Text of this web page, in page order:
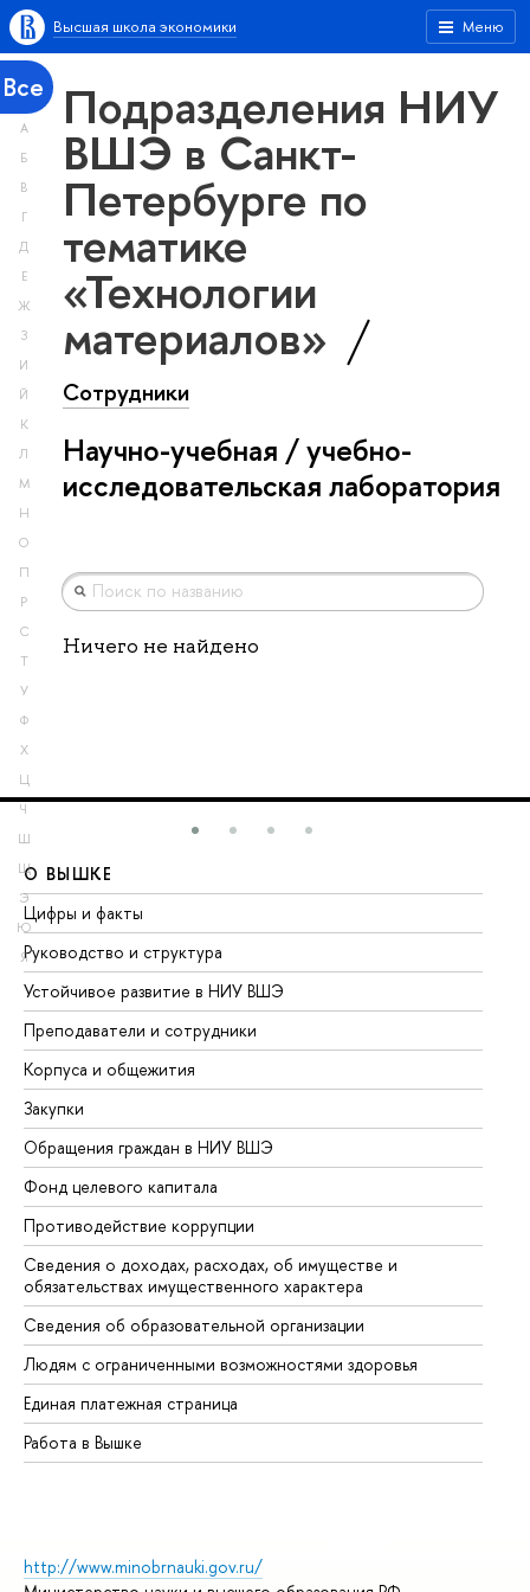
Меню
Высшая школа экономики
Все
А
Б
В
Г
Д
Е
Ж
З
И
Й
К
Л
М
Н
О
П
Р
С
Т
У
Ф
Х
Ц
Ч
Ш
Щ
Э
Ю
Я
Подразделения НИУ
ВШЭ в Санкт-
Петербурге по
тематике
«Технологии
материалов»
Сотрудники
Научно-учебная / учебно-
исследовательская лаборатория
Ничего не найдено
О ВЫШКЕ
Цифры и факты
Руководство и структура
Устойчивое развитие в НИУ ВШЭ
Преподаватели и сотрудники
Корпуса и общежития
Закупки
Обращения граждан в НИУ ВШЭ
Фонд целевого капитала
Противодействие коррупции
Сведения о доходах, расходах, об имуществе и
обязательствах имущественного характера
Сведения об образовательной организации
Людям с ограниченными возможностями здоровья
Единая платежная страница
Работа в Вышке
http://www.minobrnauki.gov.ru/